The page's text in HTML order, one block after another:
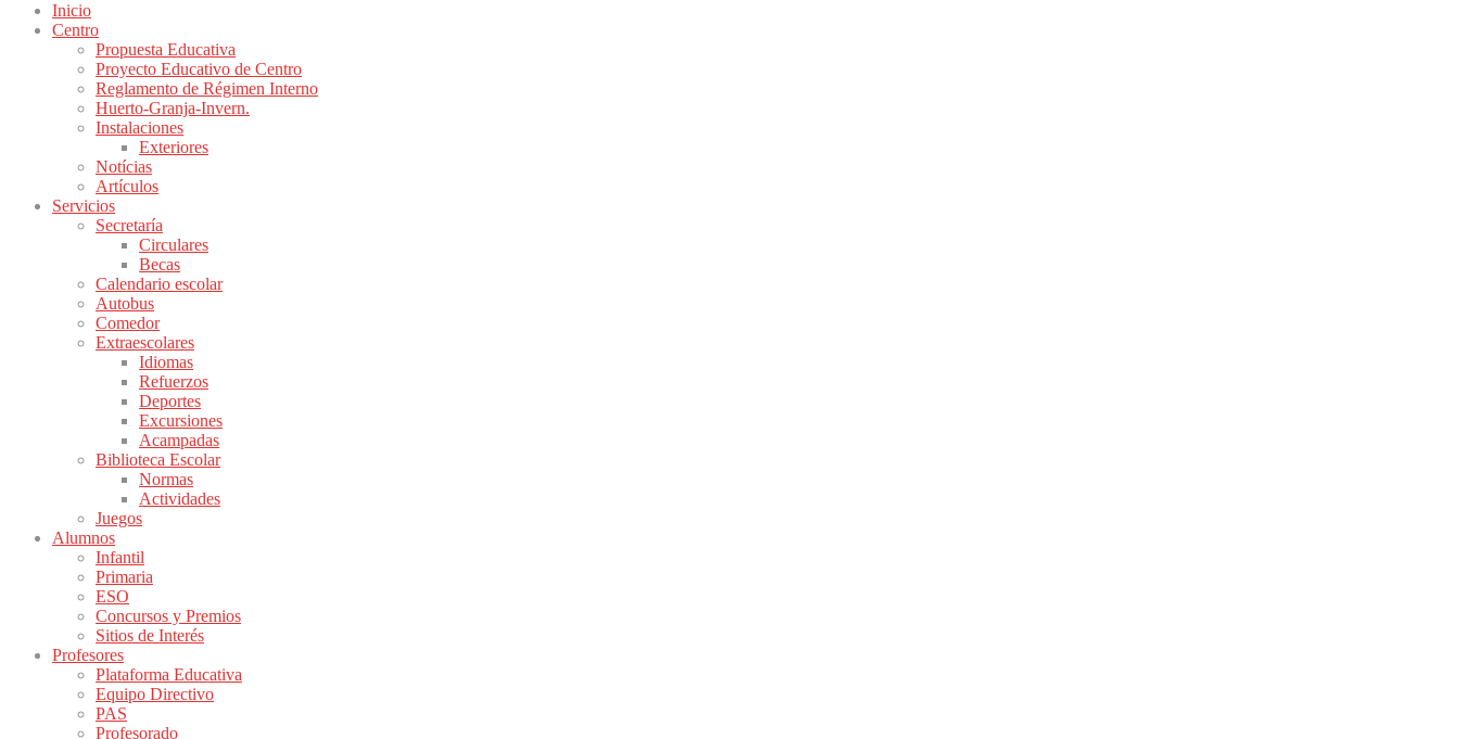
Inicio
Centro
Propuesta Educativa
Proyecto Educativo de Centro
Reglamento de Régimen Interno
Huerto-Granja-Invern.
Instalaciones
Exteriores
Notícias
Artículos
Servicios
Secretaría
Circulares
Becas
Calendario escolar
Autobus
Comedor
Extraescolares
Idiomas
Refuerzos
Deportes
Excursiones
Acampadas
Biblioteca Escolar
Normas
Actividades
Juegos
Alumnos
Infantil
Primaria
ESO
Concursos y Premios
Sitios de Interés
Profesores
Plataforma Educativa
Equipo Directivo
PAS
Profesorado